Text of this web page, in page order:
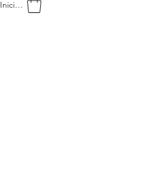
Iniciar sesión